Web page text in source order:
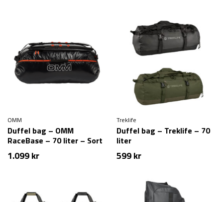
var:
277 kr.
er:
119 kr.
OMM
Duffel bag – OMM
RaceBase – 70 liter – Sort
1.099kr
Treklife
Duffel bag – Treklife – 70
liter
599kr